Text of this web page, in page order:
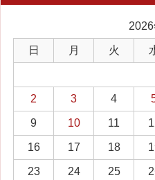
2026
日 月 火
2 3 4
9 10 11
16 17 18
23 24 25